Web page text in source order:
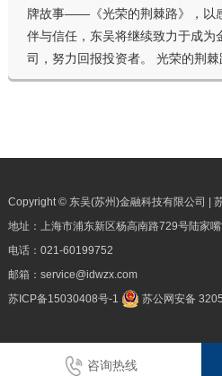
牌故事——《光荣的荆棘路》，以
伴与信任，东吴将继续致力于成为
司，努力回报投资者。 光荣的荆棘
Copyright © 东吴(苏州)金融科技有限公司 |
地址：上海市浦东新区杨高南路729号陆家
电话： 021-60199752
邮箱： service@idwzx.com
苏ICP备15030408号-1
苏公网安备
咨询热线